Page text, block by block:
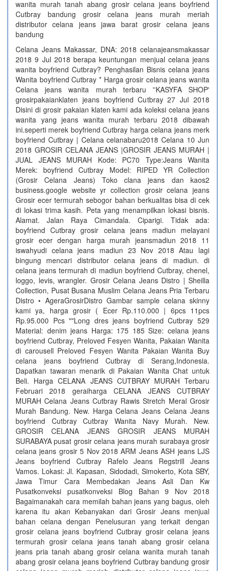
wanita murah tanah abang grosir celana jeans boyfriend
Cutbray bandung grosir celana jeans murah meriah
distributor celana jeans jawa barat grosir celana jeans
bandung
Celana Jeans Makassar, DNA: 2018 celanajeansmakassar
2018 9 Jul 2018 berapa keuntungan menjual celana jeans
wanita boyfriend Cutbray? Penghasilan Bisnis celana jeans
Wanita boyfriend Cutbray * Harga grosir celana jeans wanita
Celana jeans wanita murah terbaru ''KASYFA SHOP'
grosirpakaianklaten jeans boyfriend Cutbray 27 Jul 2018
Disini di grosir pakaian klaten kami ada koleksi celana jeans
wanita yang jeans wanita murah terbaru 2018 dibawah
ini.seperti merek boyfriend Cutbray harga celana jeans merk
boyfriend Cutbray | Celana celanabaru2018 Celana 10 Jun
2018 GROSIR CELANA JEANS |GROSIR JEANS MURAH |
JUAL JEANS MURAH Kode: PC70 Type:Jeans Wanita
Merek: boyfriend Cutbray Model: RIPED YR Collection
(Grosir Celana Jeans) Toko clana jeans dan kaos2
business.google website yr collection grosir celana jeans
Grosir ecer termurah sebogor bahan berkualitas bisa di cek
di lokasi trima kasih. Peta yang menampilkan lokasi bisnis.
Alamat. Jalan Raya Cimandala. Ciparigi. Tidak ada:
boyfriend Cutbray grosir celana jeans madiun melayani
grosir ecer dengan harga murah jeansmadiun 2018 11
iswahyudi celana jeans madiun 23 Nov 2018 Atau lagi
bingung mencari distributor celana jeans di madiun. di
celana jeans termurah di madiun boyfriend Cutbray, chenel,
loggo, levis, wrangler. Grosir Celana Jeans Distro | Sheilla
Collection, Pusat Busana Muslim Celana Jeans Pria Terbaru
Distro • AgeraGrosirDistro Gambar sample celana skinny
kami ya, harga grosir ( Ecer Rp.110.000 | 6pcs 11pcs
Rp.95.000 Pcs ""Long dres jeans boyfriend Cutbray 529
Material: denim jeans Harga: 175 185 Size: celana jeans
boyfriend Cutbray, Preloved Fesyen Wanita, Pakaian Wanita
di carousell Preloved Fesyen Wanita Pakaian Wanita Buy
celana jeans boyfriend Cutbray di Serang,Indonesia.
Dapatkan tawaran menarik di Pakaian Wanita Chat untuk
Beli. Harga CELANA JEANS CUTBRAY MURAH Terbaru
Februari 2018 geraiharga CELANA JEANS CUTBRAY
MURAH Celana Jeans Cutbray Rawis Stretch Meral Grosir
Murah Bandung. New. Harga Celana Jeans Celana Jeans
boyfriend Cutbray Cutbray Wanita Navy Murah. New.
GROSIR CELANA JEANS GROSIR JEANS MURAH
SURABAYA pusat grosir celana jeans murah surabaya grosir
celana jeans grosir 5 Nov 2018 ARM Jeans ASH jeans LJS
Jeans boyfriend Cutbray Rafelo Jeans Regstrill Jeans
Vamos. Lokasi: Jl. Kapasan, Sidodadi, Simokerto, Kota SBY,
Jawa Timur Cara Membedakan Jeans Asli Dan Kw
Pusatkonveksi pusatkonveksi Blog Bahan 9 Nov 2018
Bagaimanakah cara memilah bahan jeans yang bagus, oleh
karena itu akan Kebanyakan dari Grosir Jeans menjual
bahan celana dengan Penelusuran yang terkait dengan
grosir celana jeans boyfriend Cutbray grosir celana jeans
termurah grosir celana jeans tanah abang grosir celana
jeans pria tanah abang grosir celana wanita murah tanah
abang grosir celana jeans boyfriend Cutbray bandung grosir